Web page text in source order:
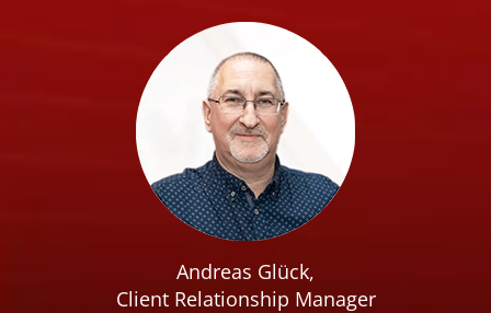
Andreas Glück,
Client Relationship Manager